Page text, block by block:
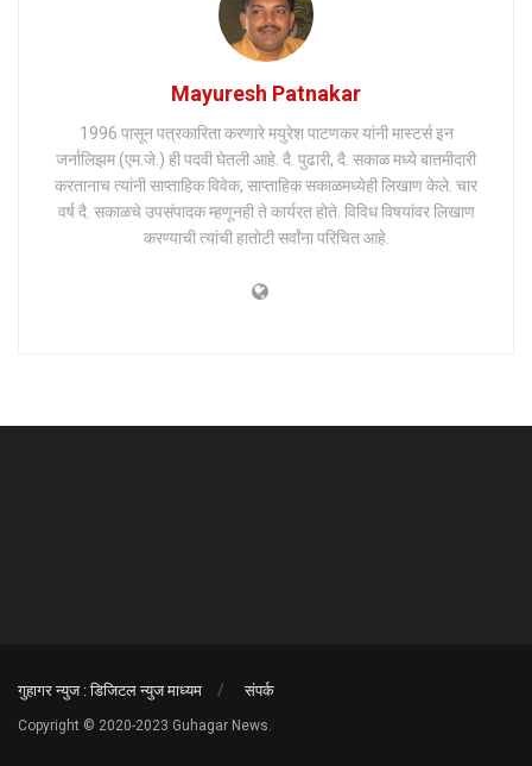
Mayuresh Patnakar
1996 पासून पत्रकारिता करणारे मयुरेश पाटणकर यांनी मास्टर्स इन
जर्नालिझम (एम.जे.) ही पदवी घेतली आहे. दै. पुढारी, दै. सकाळ मध्ये बातमीदारी
करतानाच त्यांनी साप्ताहिक विवेक, साप्ताहिक सकाळमध्येही लिखाण केले. चार
वर्ष दै. सकाळचे उपसंपादक म्हणूनही ते कार्यरत होते. विविध विषयांवर लिखाण
करण्याची त्यांची हातोटी सर्वांना परिचित आहे.
गुहागर न्युज : डिजिटल न्युज माध्यम संपर्क
Copyright © 2020-2023 Guhagar News.